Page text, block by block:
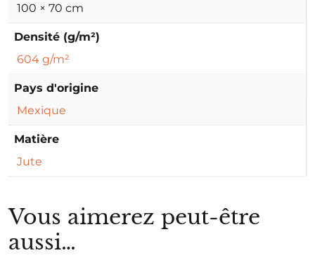
100 × 70 cm
Densité (g/m²)
604 g/m²
Pays d'origine
Mexique
Matière
Jute
Vous aimerez peut-être
aussi…